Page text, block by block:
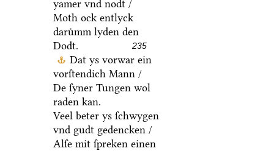
yamer vnd nodt /
Moth ock entlyck
daruͤmm lyden den
Dodt.
235
Dat ys vorwar ein
vorſtendich Mann /
De ſyner Tungen wol
raden kan.
Veel beter ys ſchwygen
vnd gudt gedencken /
Alſe mit ſpreken einen